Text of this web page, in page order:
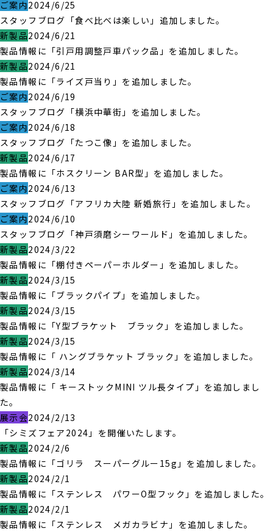
ご案内2024/6/25
スタッフブログ「食べ比べは楽しい」追加しました。
新製品2024/6/21
製品情報に「引戸用調整戸車パック品」を追加しました。
新製品2024/6/21
製品情報に「ライズ戸当り」を追加しました。
ご案内2024/6/19
スタッフブログ「横浜中華街」を追加しました。
ご案内2024/6/18
スタッフブログ「たつこ像」を追加しました。
新製品2024/6/17
製品情報に「ホスクリーン BAR型」を追加しました。
ご案内2024/6/13
スタッフブログ「アフリカ大陸 新婚旅行」を追加しました。
ご案内2024/6/10
スタッフブログ「神戸須磨シーワールド」を追加しました。
新製品2024/3/22
製品情報に「棚付きペーパーホルダー」を追加しました。
新製品2024/3/15
製品情報に「ブラックパイプ」を追加しました。
新製品2024/3/15
製品情報に「Y型ブラケット ブラック」を追加しました。
新製品2024/3/15
製品情報に「 ハングブラケット ブラック」を追加しました。
新製品2024/3/14
製品情報に「 キーストックMINI ツル長タイプ」を追加しまし
た。
展示会2024/2/13
「シミズフェア2024」を開催いたします。
新製品2024/2/6
製品情報に「ゴリラ スーパーグルー15g」を追加しました。
新製品2024/2/1
製品情報に「ステンレス パワーO型フック」を追加しました。
新製品2024/2/1
製品情報に「ステンレス メガカラビナ」を追加しました。